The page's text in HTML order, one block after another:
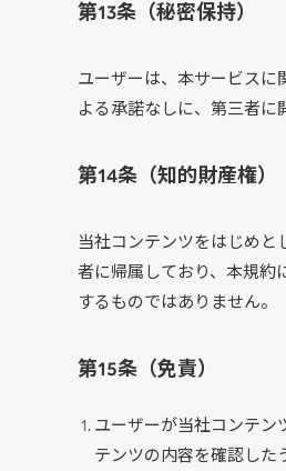
第13条（秘密保持）
ユーザーは、本サービス
よる承諾なしに、第三者
第14条（知的財産権）
当社コンテンツをはじめ
者に帰属しており、本規約
するものではありません。
第15条（免責）
ユーザーが当社コンテ
テンツの内容を確認し